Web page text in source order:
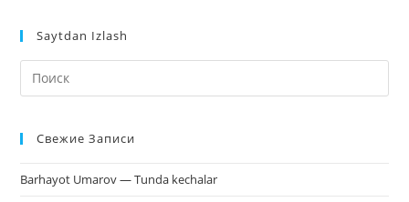
Saytdan Izlash
Свежие Записи
Barhayot Umarov — Tunda kechalar